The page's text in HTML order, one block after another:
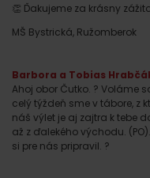
👏 Ďakujeme za krásny
MŠ Bystrická, Ružomberok
Barbora a Tobias
Ahoj obor Čutko. ? Voláme
celý týždeň sme v tábore, z
náš výlet je aj zajtra k tebe
až z ďalekého východu.
si pre nás pripravil. ?